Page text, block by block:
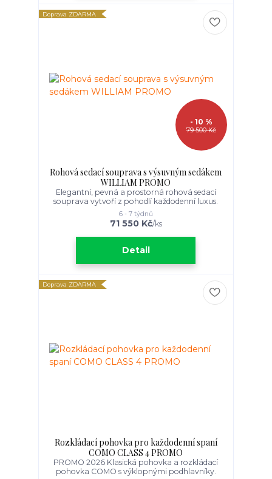
Doprava ZDARMA
79 500 Kč
- 10 %
Rohová sedací souprava s výsuvným sedákem
WILLIAM PROMO
Elegantní, pevná a prostorná rohová sedací
souprava vytvoří z pohodlí každodenní luxus.
71 550 Kč/ks
6 - 7 týdnů
Detail
Doprava ZDARMA
Rozkládací pohovka pro každodenní spaní
COMO CLASS 4 PROMO
PROMO 2026 Klasická pohovka a rozkládací
pohovka COMO s výklopnými podhlavníky.